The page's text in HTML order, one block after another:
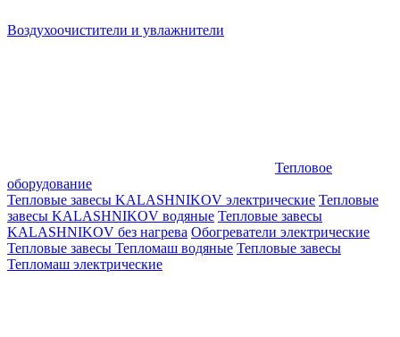
Воздухоочистители и увлажнители
Тепловое
оборудование
Тепловые завесы KALASHNIKOV электрические Тепловые
завесы KALASHNIKOV водяные Тепловые завесы
KALASHNIKOV без нагрева Обогреватели электрические
Тепловые завесы Тепломаш водяные Тепловые завесы
Тепломаш электрические